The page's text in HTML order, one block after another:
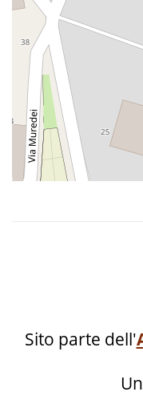
Scuole
Sito parte dell'